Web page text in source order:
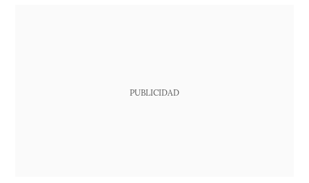
PUBLICIDAD